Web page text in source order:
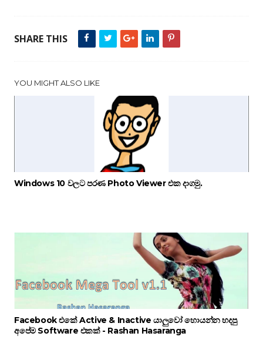
SHARE THIS
YOU MIGHT ALSO LIKE
Windows 10 වලට පරණ Photo Viewer එක දාගමු.
Facebook එකේ Active & Inactive යාලුවෝ හොයන්න හදපු
අපේම Software එකක් - Rashan Hasaranga